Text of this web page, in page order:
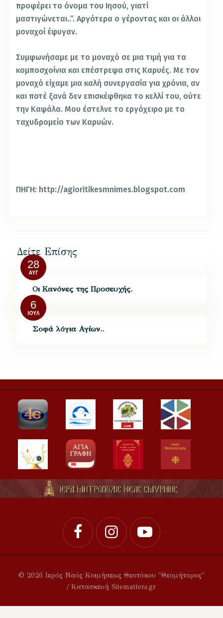
προφέρει το όνομα του Ιησού, γιατί
μαστιγώνεται..”. Αργότερα ο γέροντας και οι άλλοι
μοναχοί έφυγαν.
Συμφωνήσαμε με το μοναχό σε μια τιμή για τα
κομποσχοίνια και επέστρεψα στις Καρυές. Με τον
μοναχό είχαμε μια καλή συνεργασία για χρόνια, αν
και ποτέ ξανά δεν επισκέφθηκα το κελλί του, ούτε
την Καψάλα. Μου έστελνε το εργόχειρο με το
ταχυδρομείο των Καρυών.
ΠΗΓΗ: http://agioritikesmnimes.blogspot.com
Δείτε Επίσης
28
ΑΥΓ
Οι Κανόνες της Προσευχής.
6
ΙΟΎΛ
Σοφά λόγια Αγίων..
© 2026 Ιερός Ναός Κοιμήσεως Θεοτόκου "Θεομήτορος"
/ Κατασκευή Sitematters.gr